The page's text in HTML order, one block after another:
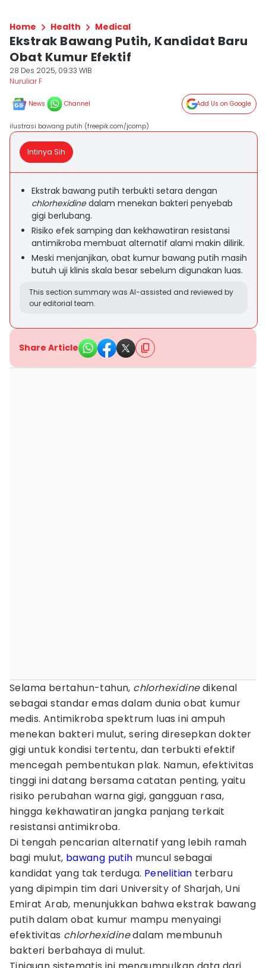
Home Health Medical
Ekstrak Bawang Putih, Kandidat Baru
Obat Kumur Efektif
28 Des 2025, 09:33 WIB
Nuruliar F
News Channel Add Us on Google
ilustrasi bawang putih (freepik.com/jcomp)
Intinya Sih
Ekstrak bawang putih terbukti setara dengan
chlorhexidinedalam menekan bakteri penyebab
gigi berlubang.
Risiko efek samping dan kekhawatiran resistansi
antimikroba membuat alternatif alami makin dilirik.
Meski menjanjikan, obat kumur bawang putih masih
butuh uji klinis skala besar sebelum digunakan luas.
This section summary was AI-assisted and reviewed by
our editorial team.
Share Article
Selama bertahun-tahun, chlorhexidinedikenal
sebagai standar emas dalam dunia obat kumur
medis. Antimikroba spektrum luas ini ampuh
menekan bakteri mulut, sering diresepkan dokter
gigi untuk kondisi tertentu, dan terbukti efektif
mencegah pembentukan plak. Namun, efektivitas
tinggi ini datang bersama catatan penting, yaitu
risiko perubahan warna gigi, gangguan rasa,
hingga kekhawatiran jangka panjang terkait
resistansi antimikroba.
Di tengah pencarian alternatif yang lebih ramah
bagi mulut, bawang putih muncul sebagai
kandidat yang tak terduga. Penelitian terbaru
yang dipimpin tim dari University of Sharjah, Uni
Emirat Arab, menunjukkan bahwa ekstrak bawang
putih dalam obat kumur mampu menyaingi
efektivitas chlorhexidinedalam membunuh
bakteri berbahaya di mulut.